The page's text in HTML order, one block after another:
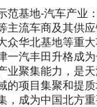
范基地-汽车产业
主流车商及其供
众华北基地等重大
一汽丰田升格成
业聚集能力，是
的项目集聚和提
，成为中国北方